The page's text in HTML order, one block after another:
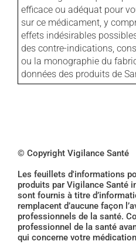
efficace ou adéquat pour
sur ce médicament, y
effets indésirables
des contre-indications,
ou la monographie du
données des produits de
© Copyright Vigilance Santé
Les feuillets d'informations
produits par Vigilance Santé
sont fournis à titre
remplacent d’aucune façon
professionnels de la santé.
professionnel de la santé
qui concerne votre